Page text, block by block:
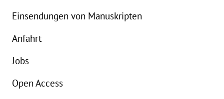
Einsendungen von Manuskripten
Anfahrt
Jobs
Open Access